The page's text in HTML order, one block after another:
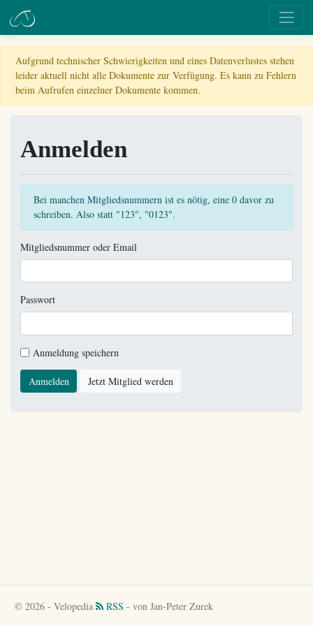
Aufgrund technischer Schwierigkeiten und eines Datenverlustes stehen
leider aktuell nicht alle Dokumente zur Verfügung. Es kann zu Fehlern
beim Aufrufen einzelner Dokumente kommen.
Anmelden
Bei manchen Mitgliedsnummern ist es nötig, eine 0 davor zu
schreiben. Also statt "123", "0123".
Mitgliedsnummer oder Email
Passwort
Anmeldung speichern
Anmelden Jetzt Mitglied werden
© 2026 - Velopedia RSS - von Jan-Peter Zurek